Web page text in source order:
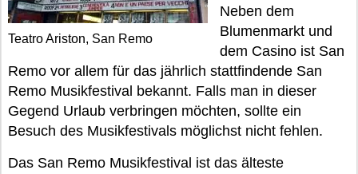
Teatro Ariston, San Remo
Neben dem
Blumenmarkt und
dem Casino ist San
Remo vor allem für das jährlich stattfindende San
Remo Musikfestival bekannt. Falls man in dieser
Gegend Urlaub verbringen möchten, sollte ein
Besuch des Musikfestivals möglichst nicht fehlen.
Das San Remo Musikfestival ist das älteste